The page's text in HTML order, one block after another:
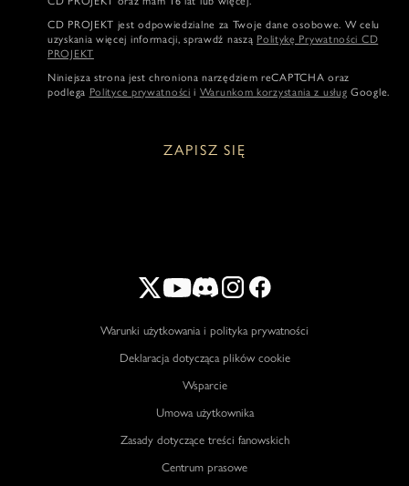
CD PROJEKT jest odpowiedzialne za Twoje dane osobowe. W celu
uzyskania więcej informacji, sprawdź naszą Politykę Prywatności CD
PROJEKT
Niniejsza strona jest chroniona narzędziem reCAPTCHA oraz
podlega Polityce prywatności i Warunkom korzystania z usług Google.
ZAPISZ SIĘ
Warunki użytkowania i polityka prywatności
Deklaracja dotycząca plików cookie
Wsparcie
Umowa użytkownika
Zasady dotyczące treści fanowskich
Centrum prasowe